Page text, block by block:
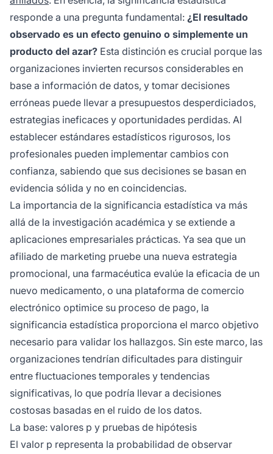
responde a una pregunta fundamental: ¿El resultado
observado es un efecto genuino o simplemente un
producto del azar? Esta distinción es crucial porque las
organizaciones invierten recursos considerables en
base a información de datos, y tomar decisiones
erróneas puede llevar a presupuestos desperdiciados,
estrategias ineficaces y oportunidades perdidas. Al
establecer estándares estadísticos rigurosos, los
profesionales pueden implementar cambios con
confianza, sabiendo que sus decisiones se basan en
evidencia sólida y no en coincidencias.
La importancia de la significancia estadística va más
allá de la investigación académica y se extiende a
aplicaciones empresariales prácticas. Ya sea que un
afiliado de marketing pruebe una nueva estrategia
promocional, una farmacéutica evalúe la eficacia de un
nuevo medicamento, o una plataforma de comercio
electrónico optimice su proceso de pago, la
significancia estadística proporciona el marco objetivo
necesario para validar los hallazgos. Sin este marco, las
organizaciones tendrían dificultades para distinguir
entre fluctuaciones temporales y tendencias
significativas, lo que podría llevar a decisiones
costosas basadas en el ruido de los datos.
La base: valores p y pruebas de hipótesis
El valor p representa la probabilidad de observar